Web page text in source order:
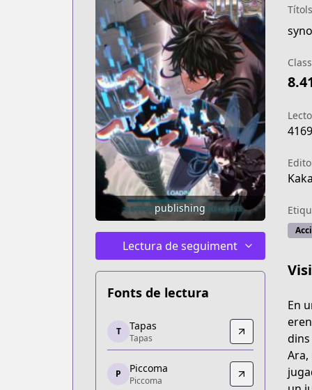
publishing
Lectura de seguiment
Fonts de lectura
Tapas
Tapas
https://tapas.io/series/pick-me-up/info
Piccoma
T Tapas
Tapas
P Piccoma
Piccoma
En